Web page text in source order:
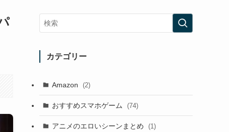
カテゴリー
Amazon (2)
おすすめスマホゲーム (74)
アニメのエロいシーンまとめ (1)